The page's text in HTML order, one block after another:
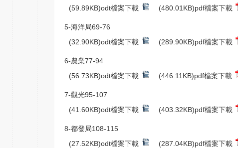
(59.89KB)odt檔案下載
(480.01KB)pdf檔案下載
5-海洋局69-76
(32.90KB)odt檔案下載
(289.90KB)pdf檔案下載
6-農業77-94
(56.73KB)odt檔案下載
(446.11KB)pdf檔案下載
7-觀光95-107
(41.60KB)odt檔案下載
(403.32KB)pdf檔案下載
8-都發局108-115
(27.52KB)odt檔案下載
(287.04KB)pdf檔案下載